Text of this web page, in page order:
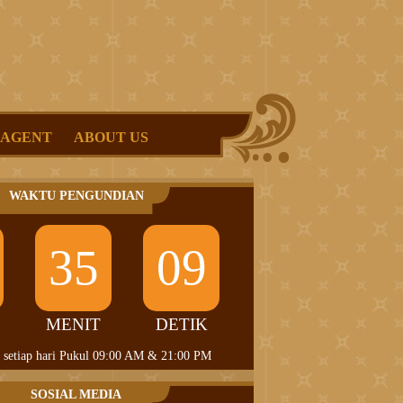
ABOUT US
WAKTU PENGUNDIAN
35
MENIT
09
DETIK
setiap hari Pukul 09:00 AM & 21:00 PM
SOSIAL MEDIA